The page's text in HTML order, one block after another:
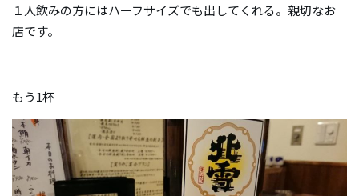
１人飲みの方にはハーフサイズでも出してくれる。親切なお
店です。
もう1杯